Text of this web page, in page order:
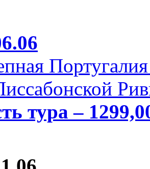
тура –